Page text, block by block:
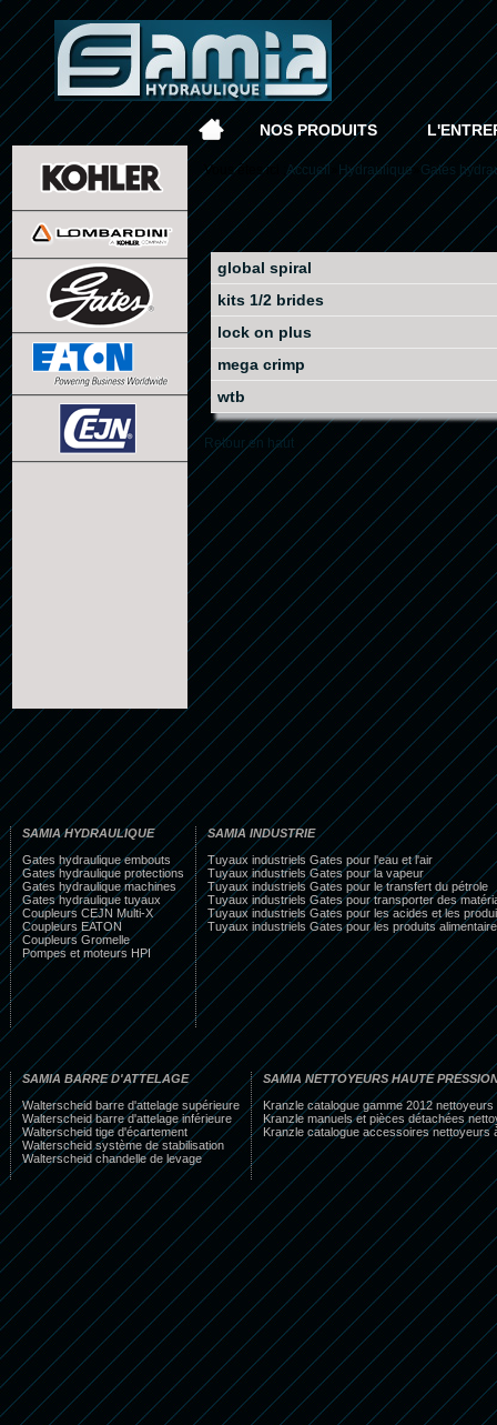
NOS PRODUITS
Vous êtes ici : Accueil Hydraulique» Gates
global spiral
kits 1/2 brides
lock on plus
mega crimp
wtb
Retour en haut
SAMIA HYDRAULIQUE
Gates hydraulique embouts
Gates hydraulique protections
Gates hydraulique machines
Gates hydraulique tuyaux
Coupleurs CEJN Multi-X
Coupleurs EATON
Coupleurs Gromelle
Pompes et moteurs HPI
SAMIA INDUSTRIE
Tuyaux industriels Gates pour l'eau et l'air
Tuyaux industriels Gates pour la vapeur
Tuyaux industriels Gates pour le transfert du pétrole
Tuyaux industriels Gates pour transporter des
Tuyaux industriels Gates pour les acides et les
Tuyaux industriels Gates pour les produits
SAMIA BARRE D'ATTELAGE
Walterscheid barre d'attelage supérieure
Walterscheid barre d'attelage inférieure
Walterscheid tige d'écartement
Walterscheid système de stabilisation
Walterscheid chandelle de levage
SAMIA NETTOYEURS HAUTE
Kranzle catalogue gamme 2012
Kranzle manuels et pièces détachées
Kranzle catalogue accessoires nettoyeurs